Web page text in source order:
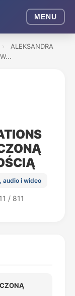
MENU
›
ALEKSANDRA
audio i wideo
/ 811